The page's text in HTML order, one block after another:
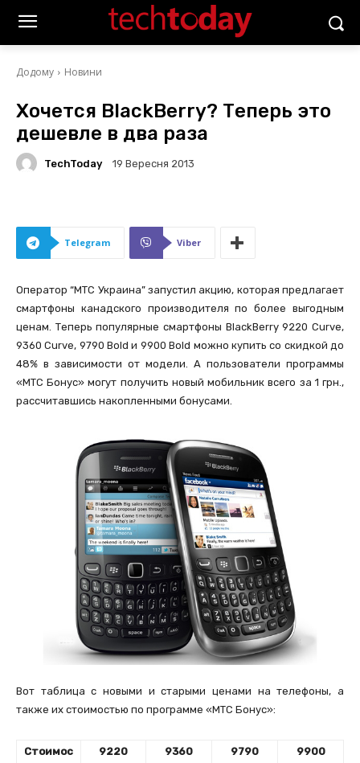
Додому Новини
Хочется BlackBerry? Теперь это
дешевле в два раза
TechToday 19 Вересня 2013
Telegram Viber
Оператор “МТС Украина” запустил акцию, которая предлагает
смартфоны канадского производителя по более выгодным
ценам. Теперь популярные смартфоны BlackBerry 9220 Curve,
9360 Curve, 9790 Bold и 9900 Bold можно купить со скидкой до
48% в зависимости от модели. А пользователи программы
«МТС Бонус» могут получить новый мобильник всего за 1 грн.,
рассчитавшись накопленными бонусами.
Вот таблица с новыми и старыми ценами на телефоны, а
также их стоимостью по программе «МТС Бонус»:
Стоимос
9220
9360
9790
9900